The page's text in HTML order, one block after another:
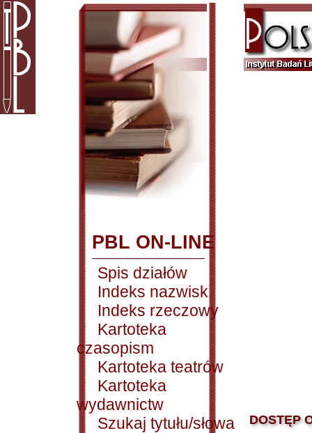
PBL ON-LINE
Spis działów
Indeks nazwisk
Indeks rzeczowy
Kartoteka
czasopism
Kartoteka teatrów
Kartoteka
wydawnictw
Szukaj tytułu/słowa
DOSTĘP